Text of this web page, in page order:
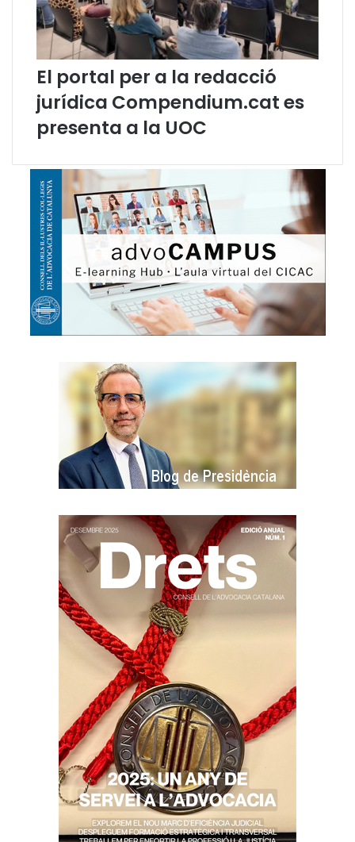
r
a
m
e
n
t
i
g
ü
í
s
t
i
c
El portal per a la redacció
jurídica Compendium.cat es
presenta a la UOC